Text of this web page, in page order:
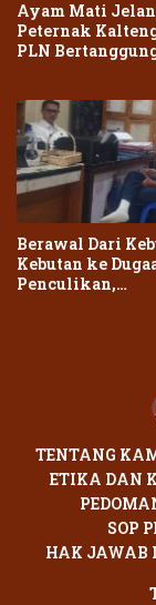
Ayam Mati
Peternak
PLN
Berawal Dari
Kebutan ke
Penculikan,
TENTANG
ETIKA DAN
SOP
HAK JAWAB